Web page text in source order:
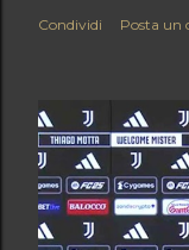
Condividi Posta un